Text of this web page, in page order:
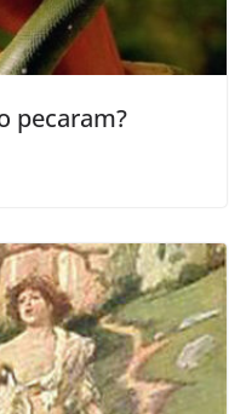
pecaram?